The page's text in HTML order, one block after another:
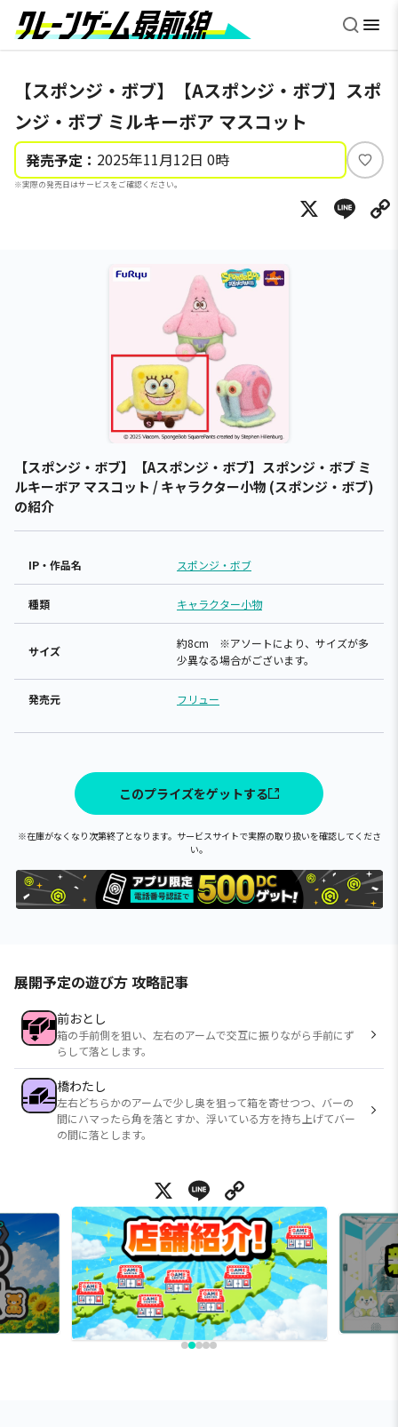
【スポンジ・ボブ】【Aスポンジ・ボブ】スポ
ンジ・ボブ ミルキーボア マスコット
発売予定： 2025年11月12日 0時
※実際の発売日はサービスをご確認ください。
い
ね
X
【スポンジ・ボブ】【Aスポンジ・ボブ】スポンジ・ボブ ミ
ルキーボア マスコット / キャラクター小物 (スポンジ・ボブ)
の紹介
IP・作品名 スポンジ・ボブ
種類 キャラクター小物
サイズ
約8cm ※アソートにより、サイズが多
少異なる場合がございます。
発売元 フリュー
このプライズをゲットする
※在庫がなくなり次第終了となります。サービスサイトで実際の取り扱いを確認してくださ
い。
展開予定の遊び方 攻略記事
前おとし
箱の手前側を狙い、左右のアームで交互に振りながら手前にず
らして落とします。
橋わたし
左右どちらかのアームで少し奥を狙って箱を寄せつつ、バーの
間にハマったら角を落とすか、浮いている方を持ち上げてバー
の間に落とします。
X Line